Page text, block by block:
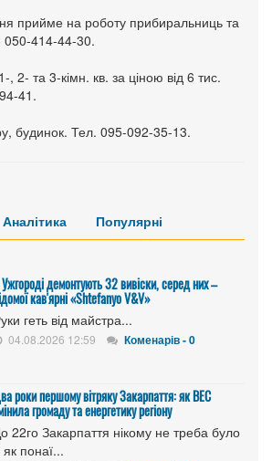
прийме на роботу прибиральниць та
050-414-44-30.
2- та 3-кімн. кв. за ціною від 6 тис.
41.
будинок. Тел. 095-092-35-13.
Аналітика Популярні
демонтують 32 вивіски, серед них –
кав'ярні «Shtefanyo V&V»
геть від майстра...
04.08.2026 12:59 Коменарів - 0
роки першому вітряку Закарпаття: як ВЕС
громаду та енергетику регіону
22го Закарпаття нікому не треба було
понаї...